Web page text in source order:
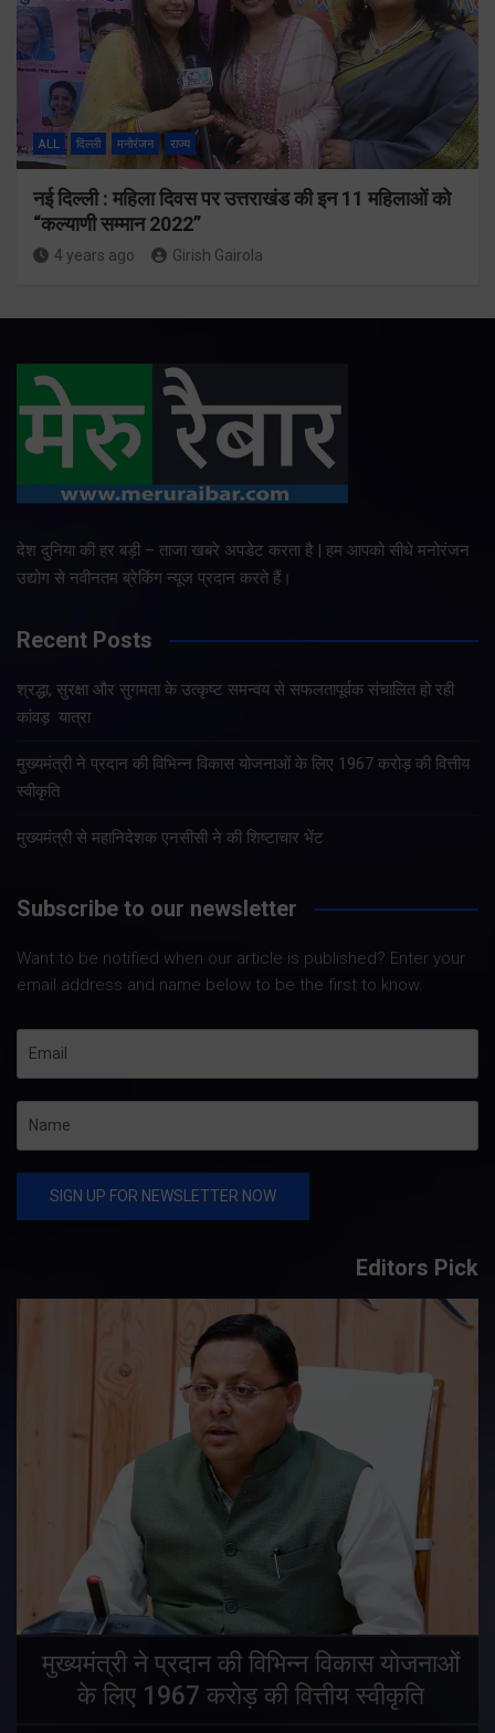
ALL दिल्ली मनोरंजन राज्य
नई दिल्ली : महिला दिवस पर उत्तराखंड की इन 11 महिलाओं को
“कल्याणी सम्मान 2022”
4 years ago Girish Gairola
देश दुनिया की हर बड़ी – ताजा खबरे अपडेट करता है | हम आपको सीधे मनोरंजन
उद्योग से नवीनतम ब्रेकिंग न्यूज प्रदान करते हैं।
Recent Posts
श्रद्धा, सुरक्षा और सुगमता के उत्कृष्ट समन्वय से सफलतापूर्वक संचालित हो रही
कांवड़ यात्रा
मुख्यमंत्री ने प्रदान की विभिन्न विकास योजनाओं के लिए 1967 करोड़ की वित्तीय
स्वीकृति
मुख्यमंत्री से महानिदेशक एनसीसी ने की शिष्टाचार भेंट
Subscribe to our newsletter
Want to be notified when our article is published? Enter your
email address and name below to be the first to know.
Editors Pick
मुख्यमंत्री ने प्रदान की विभिन्न विकास योजनाओं
के लिए 1967 करोड़ की वित्तीय स्वीकृति